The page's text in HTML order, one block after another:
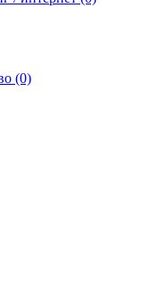
(0)